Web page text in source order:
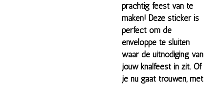
prachtig feest van te
maken! Deze sticker is
perfect om de
enveloppe te sluiten
waar de uitnodiging van
jouw knalfeest in zit. Of
je nu gaat trouwen, met